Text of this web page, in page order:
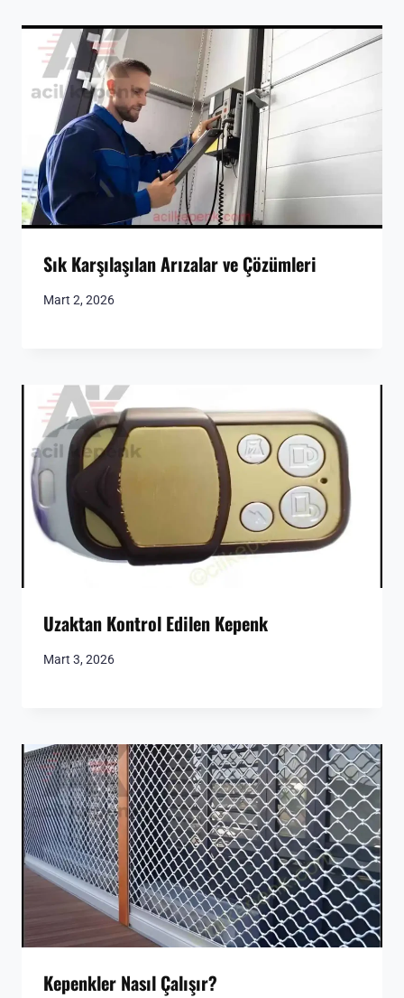
Sık Karşılaşılan Arızalar ve Çözümleri
Mart 2, 2026
Uzaktan Kontrol Edilen Kepenk
Mart 3, 2026
Kepenkler Nasıl Çalışır?